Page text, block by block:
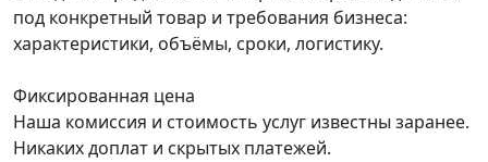
под конкретный товар и требования бизнеса:
характеристики, объёмы, сроки, логистику.
Фиксированная цена
Наша комиссия и стоимость услуг известны заранее.
Никаких доплат и скрытых платежей.